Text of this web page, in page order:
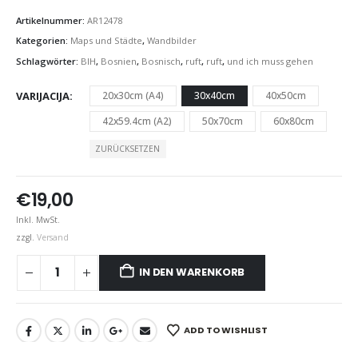
Artikelnummer: AR12478
Kategorien: Maps und Städte, Wandbilder
Schlagwörter: BIH, Bosnien, Bosnisch, ruft, ruft, und ich muss gehen
VARIJACIJA 20x30cm (A4) 30x40cm
40x50cm
42x59.4cm (A2)
50x70cm 60x80cm
ZURÜCKSETZEN
€19,00
Inkl. MwSt.
zzgl. Versand
IN DEN WARENKORB
ADD TO WISHLIST